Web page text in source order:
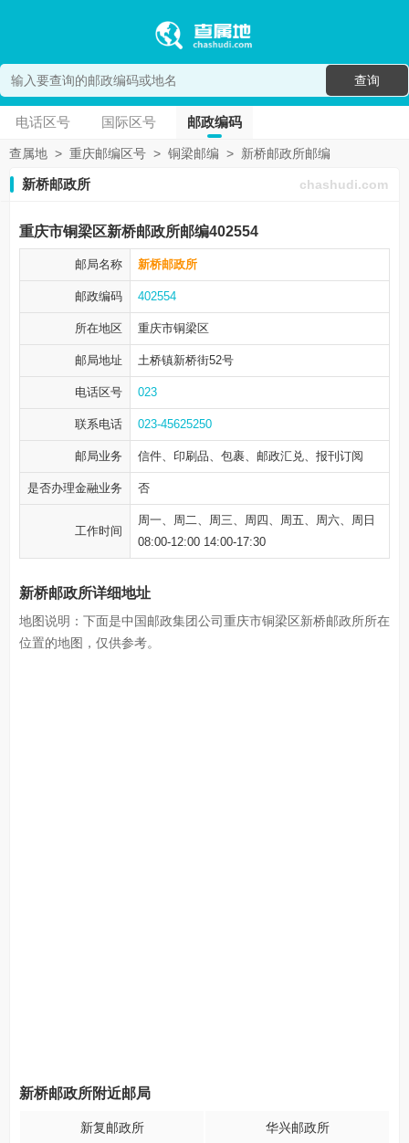
查询
电话区号 国际区号 邮政编码
查属地 > 重庆邮编区号 > 铜梁邮编 > 新桥邮政所邮编
新桥邮政所 chashudi.com
重庆市铜梁区新桥邮政所邮编402554
邮局名称 新桥邮政所
邮政编码 402554
所在地区 重庆市铜梁区
邮局地址 土桥镇新桥街52号
电话区号 023
联系电话 023-45625250
邮局业务 信件、印刷品、包裹、邮政汇兑、报刊订阅
是否办理金融业务 否
工作时间
周一、周二、周三、周四、周五、周六、周日
08:00-12:00 14:00-17:30
新桥邮政所详细地址
地图说明：下面是中国邮政集团公司重庆市铜梁区新桥邮政所所在
位置的地图，仅供参考。
新桥邮政所附近邮局
新复邮政所 华兴邮政所